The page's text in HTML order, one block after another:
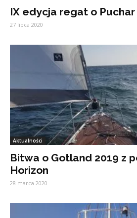
IX edycja regat o Puchar
27 lipca 2020
Aktualności
Bitwa o Gotland 2019 z
Horizon
28 marca 2020